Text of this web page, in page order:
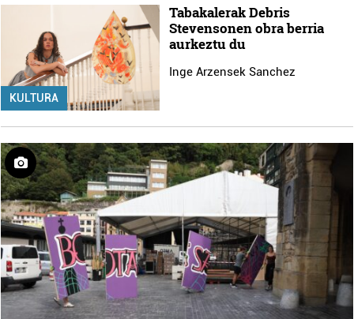
KULTURA
Tabakalerak Debris
Stevensonen obra berria
aurkeztu du
Inge Arzensek Sanchez